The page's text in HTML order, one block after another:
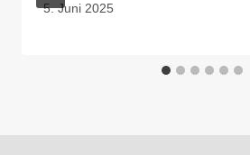
5. Juni 2025